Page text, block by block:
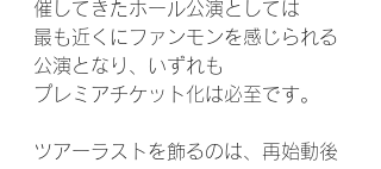
催してきたホール公演としては
最も近くにファンモンを感じられる
公演となり、いずれも
プレミアチケット化は必至です。
ツアーラストを飾るのは、再始動後